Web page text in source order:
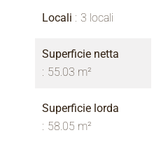
Locali 3 locali
Superficie netta
55.03 m²
Superficie lorda
58.05 m²